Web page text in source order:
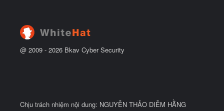
u
@ 2009 - 2026 Bkav Cyber Security
Chịu trách nhiệm nội dung: NGUYỄN THẢO DIỄM HẰNG